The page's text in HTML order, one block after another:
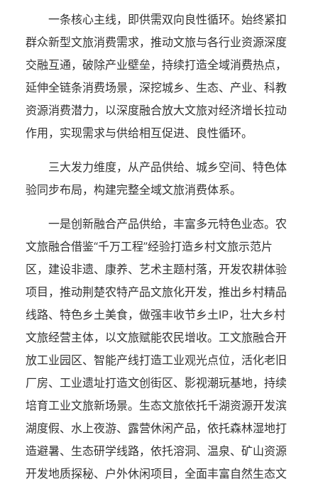
一条核心主线，即供需双向良性循环。始终紧扣
群众新型文旅消费需求，推动文旅与各行业资源深度
交融互通，破除产业壁垒，持续打造全域消费热点，
延伸全链条消费场景，深挖城乡、生态、产业、科教
资源消费潜力，以深度融合放大文旅对经济增长拉动
作用，实现需求与供给相互促进、良性循环。
三大发力维度，从产品供给、城乡空间、特色体
验同步布局，构建完整全域文旅消费体系。
一是创新融合产品供给，丰富多元特色业态。农
文旅融合借鉴“千万工程”经验打造乡村文旅示范片
区，建设非遗、康养、艺术主题村落，开发农耕体验
项目，推动荆楚农特产品文旅化开发，推出乡村精品
线路、特色乡土美食，做强丰收节乡土IP，壮大乡村
文旅经营主体，以文旅赋能农民增收。工文旅融合开
放工业园区、智能产线打造工业观光点位，活化老旧
厂房、工业遗址打造文创街区、影视潮玩基地，持续
培育工业文旅新场景。生态文旅依托千湖资源开发滨
湖度假、水上夜游、露营休闲产品，依托森林湿地打
造避暑、生态研学线路，依托溶洞、温泉、矿山资源
开发地质探秘、户外休闲项目，全面丰富自然生态文